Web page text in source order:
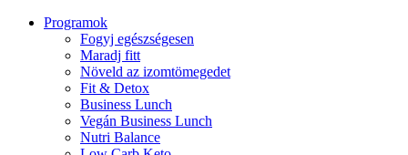
Programok
Fogyj egészségesen
Maradj fitt
Növeld az izomtömegedet
Fit & Detox
Business Lunch
Vegán Business Lunch
Nutri Balance